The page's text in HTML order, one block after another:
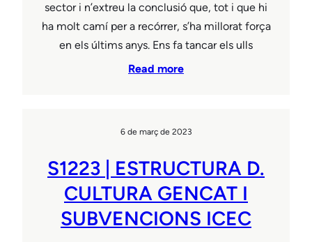
sector i n’extreu la conclusió que, tot i que hi
ha molt camí per a recórrer, s’ha millorat força
en els últims anys. Ens fa tancar els ulls
Read more
6 de març de 2023
S1223 | ESTRUCTURA D.
CULTURA GENCAT I
SUBVENCIONS ICEC